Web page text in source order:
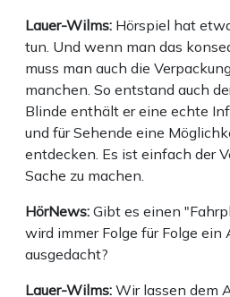
Lauer-Wilms: Hörspiel hat
tun. Und wenn man das
muss man auch die
manchen. So entstand auch
Blinde enthält er eine echte
und für Sehende eine
entdecken. Es ist einfach der
Sache zu machen.
HörNews: Gibt es einen
wird immer Folge für Folge ein
ausgedacht?
Lauer-Wilms: Wir lassen dem